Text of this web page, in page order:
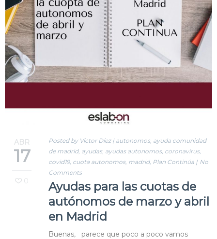
ABR
17
0
Posted by Víctor Díez| autonomos, ayuda comunidad
de madrid, ayudas, ayudas autonomos, coronavirus,
covid19, cuota autonomos, madrid, Plan Continúa | No
Comments
Ayudas para las cuotas de
autónomos de marzo y abril
en Madrid
Buenas, parece que poco a poco vamos